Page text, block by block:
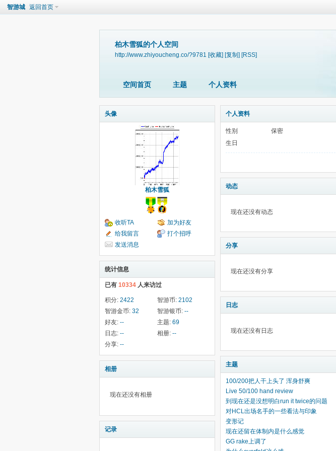
智游城 返回首页
柏木雪狐的个人空间
http://www.zhiyoucheng.co/?9781 [收藏] [复制] [RSS]
空间首页 主题 个人资料
头像
柏木雪狐
收听TA
加为好友
给我留言
打个招呼
发送消息
统计信息
已有 10334 人来访过
积分: 2422 智游币: 2102
智游金币: 32 智游银币: --
好友: -- 主题: 69
日志: -- 相册: --
分享: --
相册
现在还没有相册
记录
个人资料
性别
保密
生日
动态
现在还没有动态
分享
现在还没有分享
日志
现在还没有日志
主题
100/200把人干上头了 浑身舒爽
Live 50/100 hand review
到现在还是没想明白run it twice的问题
对HCL出场名手的一些看法与印象
变形记
现在还留在体制内是什么感觉
GG rake上调了